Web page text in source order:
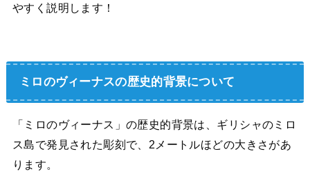
やすく説明します！
ミロのヴィーナスの歴史的背景について
「ミロのヴィーナス」の歴史的背景は、ギリシャのミロ
ス島で発見された彫刻で、2メートルほどの大きさがあ
ります。